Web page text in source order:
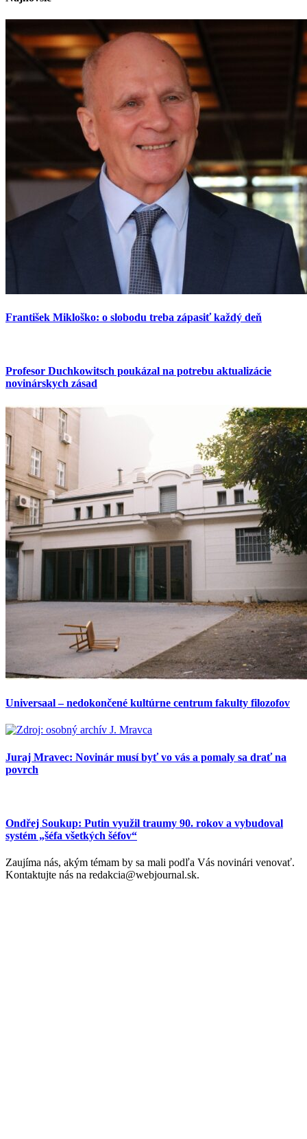
František Mikloško: o slobodu treba zápasiť každý deň
Profesor Duchkowitsch poukázal na potrebu aktualizácie
novinárskych zásad
Universaal – nedokončené kultúrne centrum fakulty filozofov
Juraj Mravec: Novinár musí byť vo vás a pomaly sa drať na
povrch
Ondřej Soukup: Putin využil traumy 90. rokov a vybudoval
systém „šéfa všetkých šéfov“
Zaujíma nás, akým témam by sa mali podľa Vás novinári venovať.
Kontaktujte nás na redakcia@webjournal.sk.